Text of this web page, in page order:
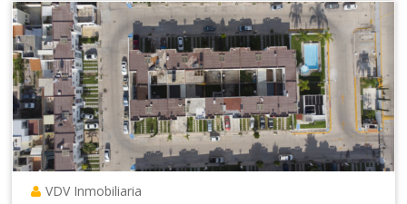
VDV Inmobiliaria